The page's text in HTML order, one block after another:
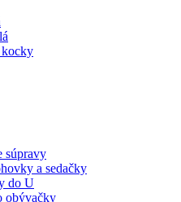
kocky
súpravy
a sedačky
do U
obývačky